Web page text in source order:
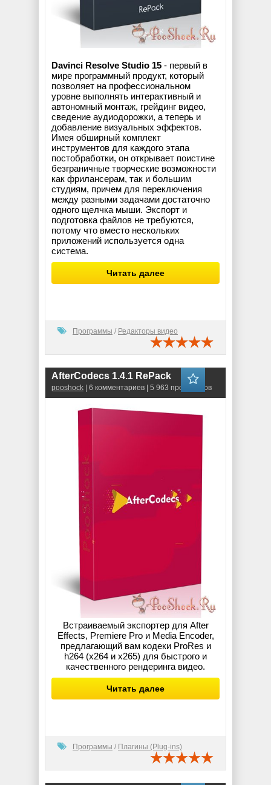
Davinci Resolve Studio 15 - первый в
мире программный продукт, который
позволяет на профессиональном
уровне выполнять интерактивный и
автономный монтаж, грейдинг видео,
сведение аудиодорожки, а теперь и
добавление визуальных эффектов.
Имея обширный комплект
инструментов для каждого этапа
постобработки, он открывает поистине
безграничные творческие возможности
как фрилансерам, так и большим
студиям, причем для переключения
между разными задачами достаточно
одного щелчка мыши. Экспорт и
подготовка файлов не требуются,
потому что вместо нескольких
приложений используется одна
система.
Читать далее
Программы / Редакторы видео
AfterCodecs 1.4.1 RePack
pooshock | 6 комментариев | 5 963 просмотров
Встраиваемый экспортер для After
Effects, Premiere Pro и Media Encoder,
предлагающий вам кодеки ProRes и
h264 (x264 и x265) для быстрого и
качественного рендеринга видео.
Читать далее
Программы / Плагины (Plug-ins)